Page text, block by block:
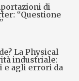
di
“Questione
La Physical
industriale:
e agli errori da